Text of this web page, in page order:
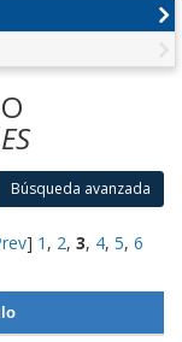
Búsqueda avanzada
] 1 , 2, 3, 4, 5, 6